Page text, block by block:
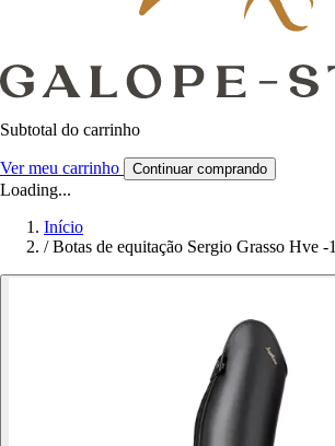
Subtotal do carrinho
Ver meu carrinho Continuar comprando
Loading...
Início
/ Botas de equitação Sergio Grasso Hve -1